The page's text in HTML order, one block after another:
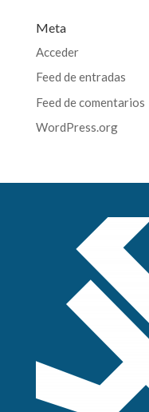
Meta
Acceder
Feed de entradas
Feed de comentarios
WordPress.org